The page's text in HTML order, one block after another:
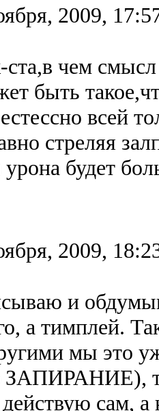
2009,
чем
быть
всей
стреляя
будет
2009,
и
а тимплей.
мы это
ЗАПИРАНИЕ),
сам,